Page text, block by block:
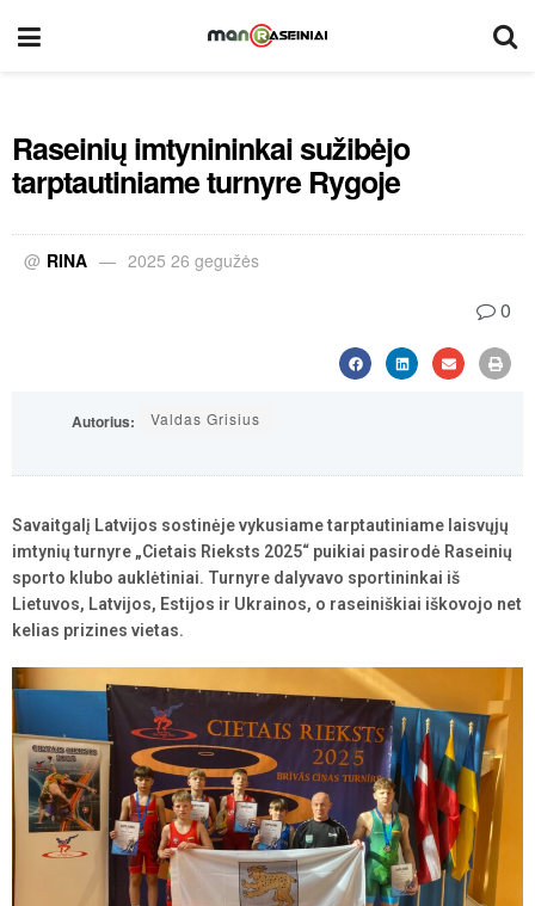
Raseinių imtynininkai sužibėjo
tarptautiniame turnyre Rygoje
@ RINA 2025 26 gegužės
0
Autorius: Valdas Grisius
Savaitgalį Latvijos sostinėje vykusiame tarptautiniame laisvųjų
imtynių turnyre „Cietais Rieksts 2025“ puikiai pasirodė Raseinių
sporto klubo auklėtiniai. Turnyre dalyvavo sportininkai iš
Lietuvos, Latvijos, Estijos ir Ukrainos, o raseiniškiai iškovojo net
kelias prizines vietas.